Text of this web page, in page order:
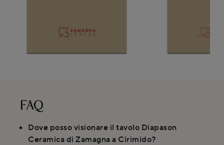
FAQ
Dove posso visionare il tavolo Diapason
Ceramica di Zamagna a Cirimido?